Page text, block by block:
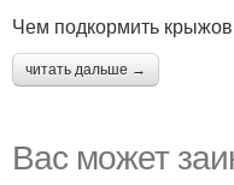
Чем подкормить
читать дальше →
Вас может